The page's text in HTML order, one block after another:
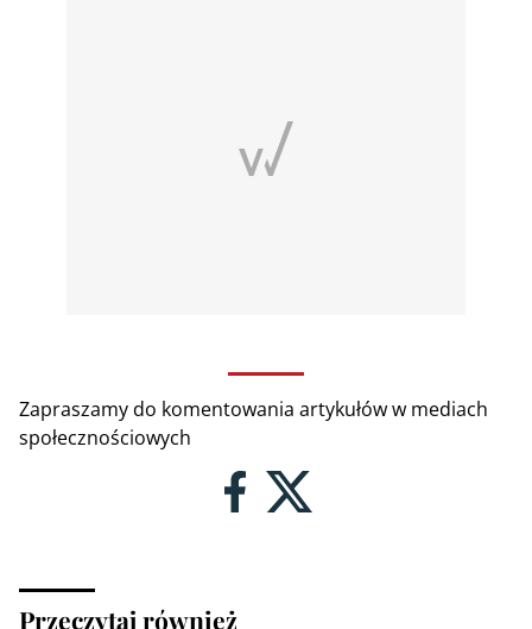
Zapraszamy do komentowania artykułów w mediach
społecznościowych
Przeczytaj również